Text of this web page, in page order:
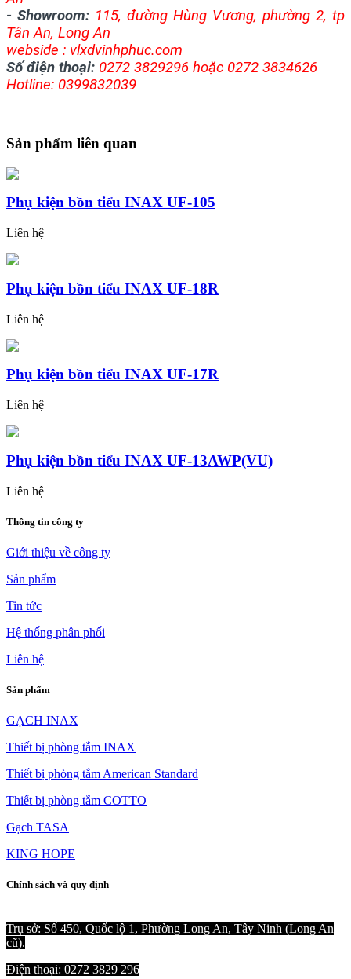
- Showroom: 115, đường Hùng Vương, phường 2, tp
Tân An, Long An
webside : vlxdvinhphuc.com
Số điện thoại: 0272 3829296 hoặc 0272 3834626
Hotline: 0399832039
Sản phẩm liên quan
Phụ kiện bồn tiểu INAX UF-105
Liên hệ
Phụ kiện bồn tiểu INAX UF-18R
Liên hệ
Phụ kiện bồn tiểu INAX UF-17R
Liên hệ
Phụ kiện bồn tiểu INAX UF-13AWP(VU)
Liên hệ
Thông tin công ty
Giới thiệu về công ty
Sản phẩm
Tin tức
Hệ thống phân phối
Liên hệ
Sản phẩm
GẠCH INAX
Thiết bị phòng tắm INAX
Thiết bị phòng tắm American Standard
Thiết bị phòng tắm COTTO
Gạch TASA
KING HOPE
Chính sách và quy định
Trụ sở: Số 450, Quốc lộ 1, Phường Long An, Tây Ninh (Long An
cũ).
Điện thoại: 0272 3829 296